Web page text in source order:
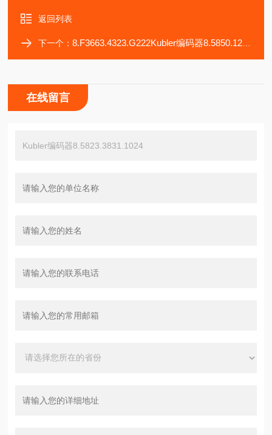
返回列表
下一个：8.F3663.4323.G222Kubler编码器8.5850.1241.G102
在线留言